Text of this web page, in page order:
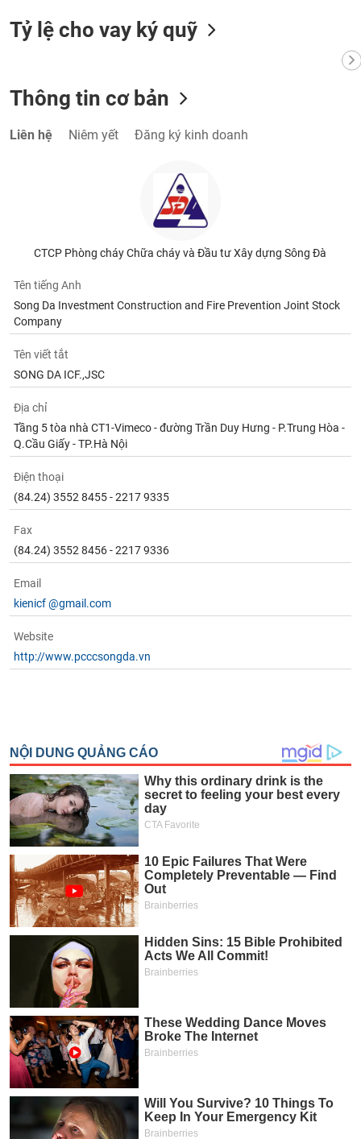
Tỷ lệ cho vay ký quỹ
Thông tin cơ bản
Liên hệ Niêm yết Đăng ký kinh doanh
CTCP Phòng cháy Chữa cháy và Đầu tư Xây dựng Sông Đà
Tên tiếng Anh
Song Da Investment Construction and Fire Prevention Joint Stock
Company
Tên viết tắt
SONG DA ICF.,JSC
Địa chỉ
Tầng 5 tòa nhà CT1-Vimeco - đường Trần Duy Hưng - P.Trung Hòa -
Q.Cầu Giấy - TP.Hà Nội
Điện thoại
(84.24) 3552 8455 - 2217 9335
Fax
(84.24) 3552 8456 - 2217 9336
Email
kienicf @gmail.com
Website
http://www.pcccsongda.vn